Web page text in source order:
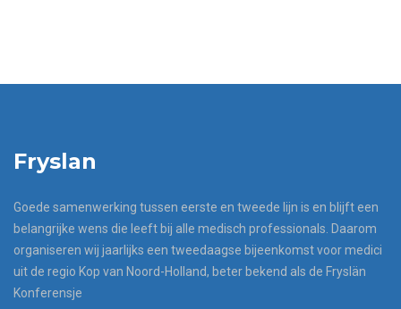
Fryslan
Goede samenwerking tussen eerste en tweede lijn is en blijft een
belangrijke wens die leeft bij alle medisch professionals. Daarom
organiseren wij jaarlijks een tweedaagse bijeenkomst voor medici
uit de regio Kop van Noord-Holland, beter bekend als de Fryslän
Konferensje